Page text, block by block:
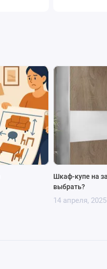
Шкаф-купе на
выбрать?
14 апреля, 2025